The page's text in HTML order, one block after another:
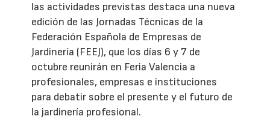
las actividades previstas destaca una nueva
edición de las Jornadas Técnicas de la
Federación Española de Empresas de
Jardinería (FEEJ), que los días 6 y 7 de
octubre reunirán en Feria Valencia a
profesionales, empresas e instituciones
para debatir sobre el presente y el futuro de
la jardinería profesional.